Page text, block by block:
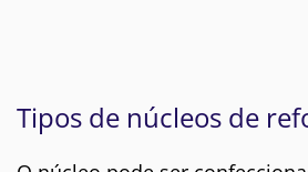
Tipos de núcleos de